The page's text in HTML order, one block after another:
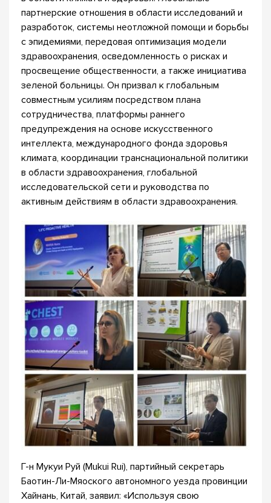
партнерские отношения в области исследований и
разработок, системы неотложной помощи и борьбы
с эпидемиями, передовая оптимизация модели
здравоохранения, осведомленность о рисках и
просвещение общественности, а также инициатива
зеленой больницы. Он призвал к глобальным
совместным усилиям посредством плана
сотрудничества, платформы раннего
предупреждения на основе искусственного
интеллекта, международного фонда здоровья
климата, координации транснациональной политики
в области здравоохранения, глобальной
исследовательской сети и руководства по
активным действиям в области здравоохранения.
Г-н Мукуи Руй (Mukui Rui), партийный секретарь
Баотин-Ли-Мяоского автономного уезда провинции
Хайнань, Китай, заявил: «Используя свою